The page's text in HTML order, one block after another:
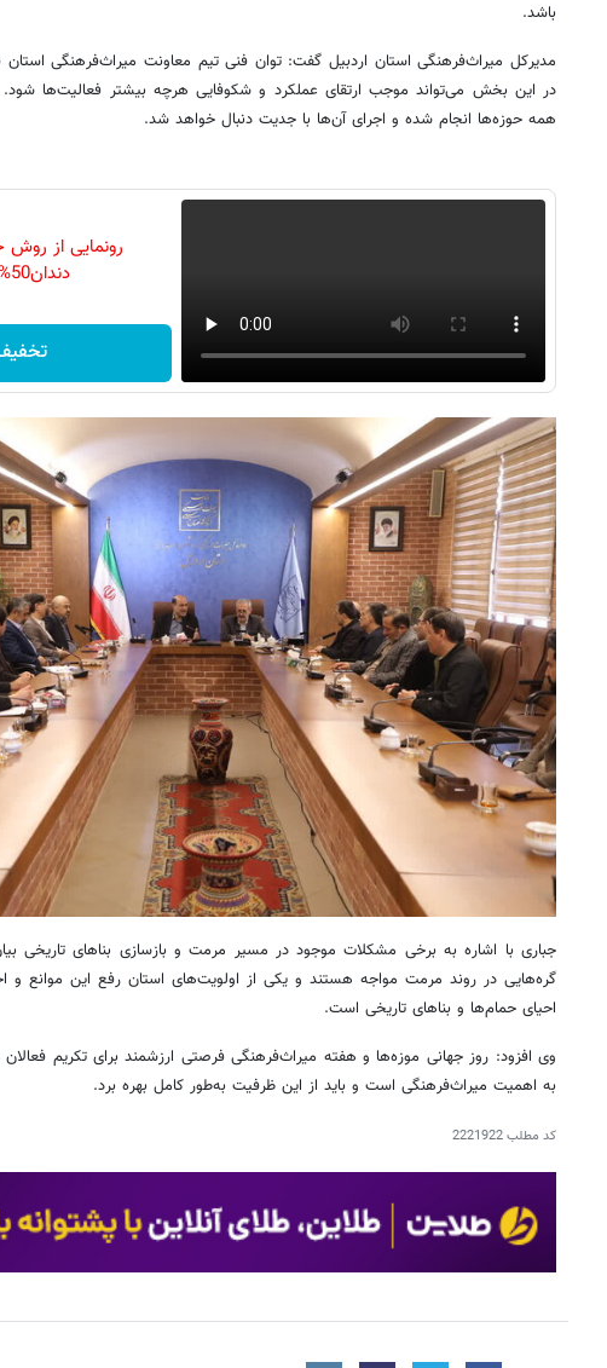
باشد.
مدیرکل میراث‌فرهنگی استان اردبیل گفت: توان فنی تیم معاونت میراث‌فرهنگی
در این بخش می‌تواند موجب ارتقای عملکرد و شکوفایی هرچه بیشتر فعالیت‌ها شود.
همه حوزه‌ها انجام شده و اجرای آن‌ها با جدیت دنبال خواهد شد.
رونمایی از روش
دندان50%تخفیف🔥
جباری با اشاره به برخی مشکلات موجود در مسیر مرمت و بازسازی بناهای تاریخی
گره‌هایی در روند مرمت مواجه هستند و یکی از اولویت‌های استان رفع این موانع و
احیای حمام‌ها و بناهای تاریخی است.
وی افزود: روز جهانی موزه‌ها و هفته میراث‌فرهنگی فرصتی ارزشمند برای تکریم
به اهمیت میراث‌فرهنگی است و باید از این ظرفیت به‌طور کامل بهره برد.
کد مطلب2221922